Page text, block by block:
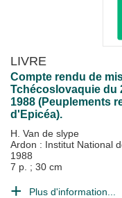
LIVRE
Compte rendu de
Tchécoslovaquie du
1988 (Peuplements
d'Epicéa).
H. Van de slype
Ardon : Institut National
1988
7 p. ; 30 cm
Plus d'information...